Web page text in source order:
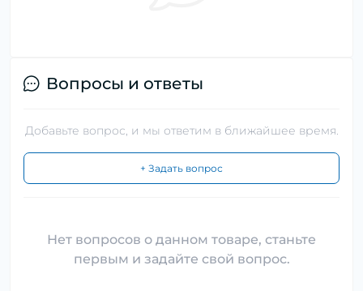
Вопросы и ответы
Добавьте вопрос, и мы ответим в ближайшее время.
+ Задать вопрос
Нет вопросов о данном товаре, станьте
первым и задайте свой вопрос.